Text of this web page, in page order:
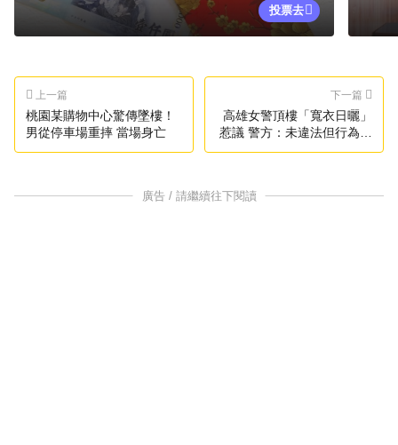
投票去
上一篇
桃園某購物中心驚傳墜樓！
男從停車場重摔 當場身亡
下一篇
高雄女警頂樓「寬衣日曬」
惹議 警方：未違法但行為不
妥
廣告 / 請繼續往下閱讀